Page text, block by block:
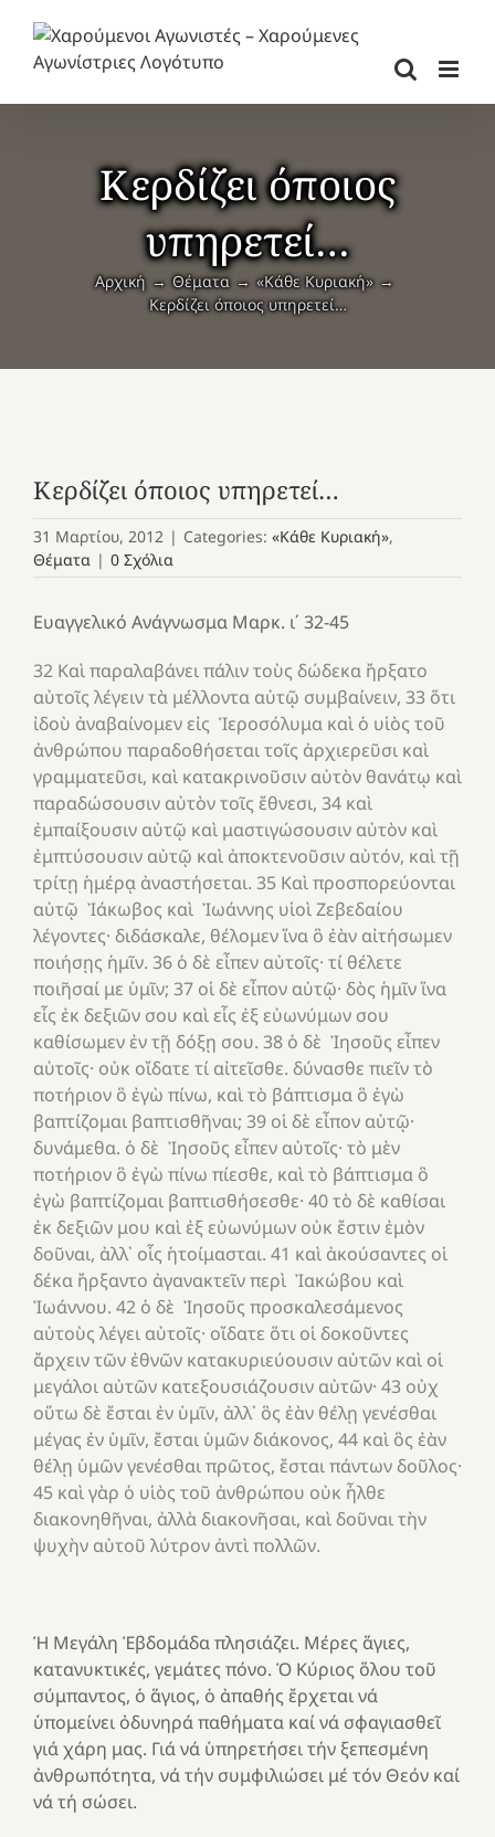
περιεχόμενο
Κερδίζει όποιος
υπηρετεί…
Αρχική Θέματα
«Κάθε Κυριακή»
Κερδίζει όποιος υπηρετεί…
Κερδίζει όποιος υπηρετεί…
31 Μαρτίου, 2012 | Categories: «Κάθε Κυριακή»,
Θέματα | 0 Σχόλια
Ευαγγελικό Ανάγνωσμα Μαρκ. ι΄ 32-45
32 Καὶ παραλαβάνει πάλιν τοὺς δώδεκα ἤρξατο
αὐτοῖς λέγειν τὰ μέλλοντα αὐτῷ συμβαίνειν, 33 ὅτι
ἰδοὺ ἀναβαίνομεν εἰς Ἱεροσόλυμα καὶ ὁ υἱὸς τοῦ
ἀνθρώπου παραδοθήσεται τοῖς ἀρχιερεῦσι καὶ
γραμματεῦσι, καὶ κατακρινοῦσιν αὐτὸν θανάτῳ καὶ
παραδώσουσιν αὐτὸν τοῖς ἔθνεσι, 34 καὶ
ἐμπαίξουσιν αὐτῷ καὶ μαστιγώσουσιν αὐτὸν καὶ
ἐμπτύσουσιν αὐτῷ καὶ ἀποκτενοῦσιν αὐτόν, καὶ τῇ
τρίτῃ ἡμέρᾳ ἀναστήσεται. 35 Καὶ προσπορεύονται
αὐτῷ Ἰάκωβος καὶ Ἰωάννης υἱοὶ Ζεβεδαίου
λέγοντες· διδάσκαλε, θέλομεν ἵνα ὃ ἐὰν αἰτήσωμεν
ποιήσῃς ἡμῖν. 36 ὁ δὲ εἶπεν αὐτοῖς· τί θέλετε
ποιῆσαί με ὑμῖν; 37 οἱ δὲ εἶπον αὐτῷ· δὸς ἡμῖν ἵνα
εἷς ἐκ δεξιῶν σου καὶ εἷς ἐξ εὐωνύμων σου
καθίσωμεν ἐν τῇ δόξῃ σου. 38 ὁ δὲ Ἰησοῦς εἶπεν
αὐτοῖς· οὐκ οἴδατε τί αἰτεῖσθε. δύνασθε πιεῖν τὸ
ποτήριον ὃ ἐγὼ πίνω, καὶ τὸ βάπτισμα ὃ ἐγὼ
βαπτίζομαι βαπτισθῆναι; 39 οἱ δὲ εἶπον αὐτῷ·
δυνάμεθα. ὁ δὲ Ἰησοῦς εἶπεν αὐτοῖς· τὸ μὲν
ποτήριον ὃ ἐγὼ πίνω πίεσθε, καὶ τὸ βάπτισμα ὃ
ἐγὼ βαπτίζομαι βαπτισθήσεσθε· 40 τὸ δὲ καθίσαι
ἐκ δεξιῶν μου καὶ ἐξ εὐωνύμων οὐκ ἔστιν ἐμὸν
δοῦναι, ἀλλ᾿ οἷς ἡτοίμασται. 41 καὶ ἀκούσαντες οἱ
δέκα ἤρξαντο ἀγανακτεῖν περὶ Ἰακώβου καὶ
Ἰωάννου. 42 ὁ δὲ Ἰησοῦς προσκαλεσάμενος
αὐτοὺς λέγει αὐτοῖς· οἴδατε ὅτι οἱ δοκοῦντες
ἄρχειν τῶν ἐθνῶν κατακυριεύουσιν αὐτῶν καὶ οἱ
μεγάλοι αὐτῶν κατεξουσιάζουσιν αὐτῶν· 43 οὐχ
οὕτω δὲ ἔσται ἐν ὑμῖν, ἀλλ᾿ ὃς ἐὰν θέλῃ γενέσθαι
μέγας ἐν ὑμῖν, ἔσται ὑμῶν διάκονος, 44 καὶ ὃς ἐὰν
θέλῃ ὑμῶν γενέσθαι πρῶτος, ἔσται πάντων δοῦλος·
45 καὶ γὰρ ὁ υἱὸς τοῦ ἀνθρώπου οὐκ ἦλθε
διακονηθῆναι, ἀλλὰ διακονῆσαι, καὶ δοῦναι τὴν
ψυχὴν αὐτοῦ λύτρον ἀντὶ πολλῶν.
Ἡ Mεγάλη Ἑβδομάδα πλησιάζει. Μέρες ἅγιες,
κατανυκτικές, γεμάτες πόνο. Ὁ Κύριος ὅλου τοῦ
σύμπαντος, ὁ ἅγιος, ὁ ἀπαθής ἔρχεται νά
ὑπομείνει ὀδυνηρά παθήματα καί νά σφαγιασθεῖ
γιά χάρη μας. Γιά νά ὑπηρετήσει τήν ξεπεσμένη
ἀνθρωπότητα, νά τήν συμφιλιώσει μέ τόν Θεόν καί
νά τή σώσει.